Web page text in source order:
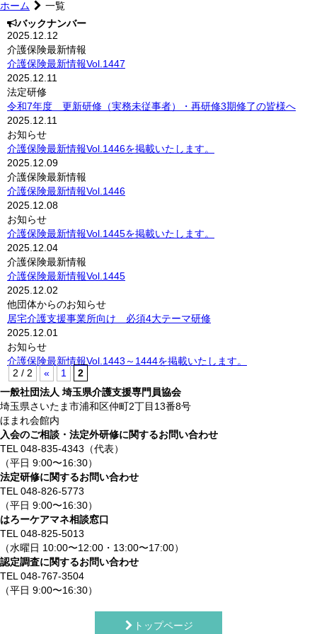
ホーム
一覧
バックナンバー
2025.12.12
介護保険最新情報
介護保険最新情報Vol.1447
2025.12.11
法定研修
令和7年度 更新研修（実務未従事者）・再研修3期修了の皆様へ
2025.12.11
お知らせ
介護保険最新情報Vol.1446を掲載いたします。
2025.12.09
介護保険最新情報
介護保険最新情報Vol.1446
2025.12.08
お知らせ
介護保険最新情報Vol.1445を掲載いたします。
2025.12.04
介護保険最新情報
介護保険最新情報Vol.1445
2025.12.02
他団体からのお知らせ
居宅介護支援事業所向け 必須4大テーマ研修
2025.12.01
お知らせ
介護保険最新情報Vol.1443～1444を掲載いたします。
2 / 2
« 1
2
一般社団法人 埼玉県介護支援専門員協会
埼玉県さいたま市浦和区仲町2丁目13番8号
ほまれ会館内
入会のご相談・法定外研修に関するお問い合わせ
TEL 048-835-4343（代表）
（平日 9:00〜16:30）
法定研修に関するお問い合わせ
TEL 048-826-5773
（平日 9:00〜16:30）
はろーケアマネ相談窓口
TEL 048-825-5013
（水曜日 10:00〜12:00・13:00〜17:00）
認定調査に関するお問い合わせ
TEL 048-767-3504
（平日 9:00〜16:30）
トップページ